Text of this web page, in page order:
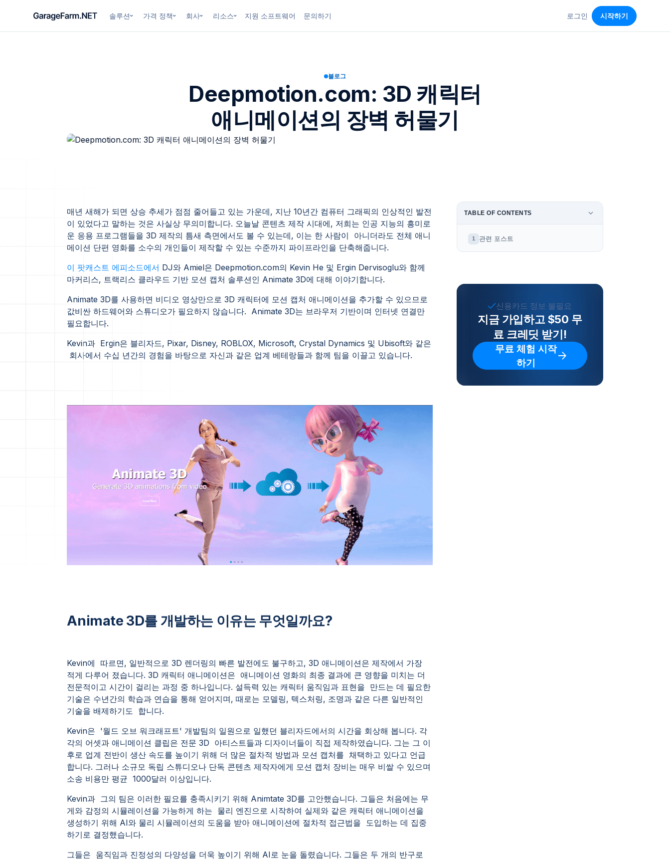
솔루션 가격 정책 회사 리소스 지원 소프트웨어 문의하기 로그인 시작하기
블로그
Deepmotion.com: 3D 캐릭터
애니메이션의 장벽 허물기
매년 새해가 되면 상승 추세가 점점 줄어들고 있는 가운데, 지난 10년간 컴퓨터 그래픽의 인상적인 발전
이 있었다고 말하는 것은 사실상 무의미합니다. 오늘날 콘텐츠 제작 시대에, 저희는 인공 지능의 흥미로
운 응용 프로그램들을 3D 제작의 틈새 측면에서도 볼 수 있는데, 이는 한 사람이 아니더라도 전체 애니
메이션 단편 영화를 소수의 개인들이 제작할 수 있는 수준까지 파이프라인을 단축해줍니다.
이 팟캐스트 에피소드에서 DJ와 Amiel은 Deepmotion.com의 Kevin He 및 Ergin Dervisoglu와 함께
마커리스, 트랙리스 클라우드 기반 모션 캡처 솔루션인 Animate 3D에 대해 이야기합니다.
Animate 3D를 사용하면 비디오 영상만으로 3D 캐릭터에 모션 캡처 애니메이션을 추가할 수 있으므로
값비싼 하드웨어와 스튜디오가 필요하지 않습니다. Animate 3D는 브라우저 기반이며 인터넷 연결만
필요합니다.
Kevin과 Ergin은 블리자드, Pixar, Disney, ROBLOX, Microsoft, Crystal Dynamics 및 Ubisoft와 같은
회사에서 수십 년간의 경험을 바탕으로 자신과 같은 업계 베테랑들과 함께 팀을 이끌고 있습니다.
Animate 3D를 개발하는 이유는 무엇일까요?
Kevin에 따르면, 일반적으로 3D 렌더링의 빠른 발전에도 불구하고, 3D 애니메이션은 제작에서 가장
적게 다루어 졌습니다. 3D 캐릭터 애니메이션은 애니메이션 영화의 최종 결과에 큰 영향을 미치는 더
전문적이고 시간이 걸리는 과정 중 하나입니다. 설득력 있는 캐릭터 움직임과 표현을 만드는 데 필요한
기술은 수년간의 학습과 연습을 통해 얻어지며, 때로는 모델링, 텍스처링, 조명과 같은 다른 일반적인
기술을 배제하기도 합니다.
Kevin은 '월드 오브 워크래프트' 개발팀의 일원으로 일했던 블리자드에서의 시간을 회상해 봅니다. 각
각의 어셋과 애니메이션 클립은 전문 3D 아티스트들과 디자이너들이 직접 제작하였습니다. 그는 그 이
후로 업계 전반이 생산 속도를 높이기 위해 더 많은 절차적 방법과 모션 캡처를 채택하고 있다고 언급
합니다. 그러나 소규모 독립 스튜디오나 단독 콘텐츠 제작자에게 모션 캡처 장비는 매우 비쌀 수 있으며
소송 비용만 평균 1000달러 이상입니다.
Kevin과 그의 팀은 이러한 필요를 충족시키기 위해 Animtate 3D를 고안했습니다. 그들은 처음에는 무
게와 감정의 시뮬레이션을 가능하게 하는 물리 엔진으로 시작하여 실제와 같은 캐릭터 애니메이션을
생성하기 위해 AI와 물리 시뮬레이션의 도움을 받아 애니메이션에 절차적 접근법을 도입하는 데 집중
하기로 결정했습니다.
그들은 움직임과 진정성의 다양성을 더욱 높이기 위해 AI로 눈을 돌렸습니다. 그들은 두 개의 반구로
TABLE OF CONTENTS
1 관련 포스트
신용카드 정보 불필요
지금 가입하고 $50 무
료 크레딧 받기!
무료 체험 시작
하기